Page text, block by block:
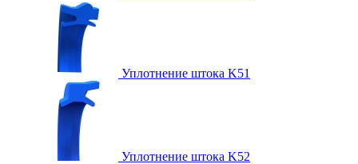
Уплотнение штока K51
Уплотнение штока K52